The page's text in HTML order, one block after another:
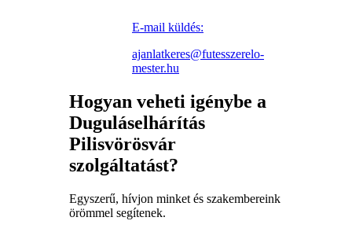
E-mail küldés:
ajanlatkeres@futesszerelo-
mester.hu
Hogyan veheti igénybe a
Duguláselhárítás
Pilisvörösvár
szolgáltatást?
Egyszerű, hívjon minket és szakembereink
örömmel segítenek.